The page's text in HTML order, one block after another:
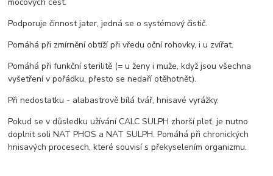
močových cest.
Podporuje činnost jater, jedná se o systémový čistič.
Pomáhá při zmírnění obtíží při vředu oční rohovky, i u zvířat.
Pomáhá při funkční sterilitě (= u ženy i muže, když jsou všechna
vyšetření v pořádku, přesto se nedaří otěhotnět).
Při nedostatku - alabastrově bílá tvář, hnisavé vyrážky.
Pokud se v důsledku užívání CALC SULPH zhorší pleť, je nutno
doplnit soli NAT PHOS a NAT SULPH. Pomáhá při chronických
hnisavých procesech, které souvisí s překyselením organizmu.